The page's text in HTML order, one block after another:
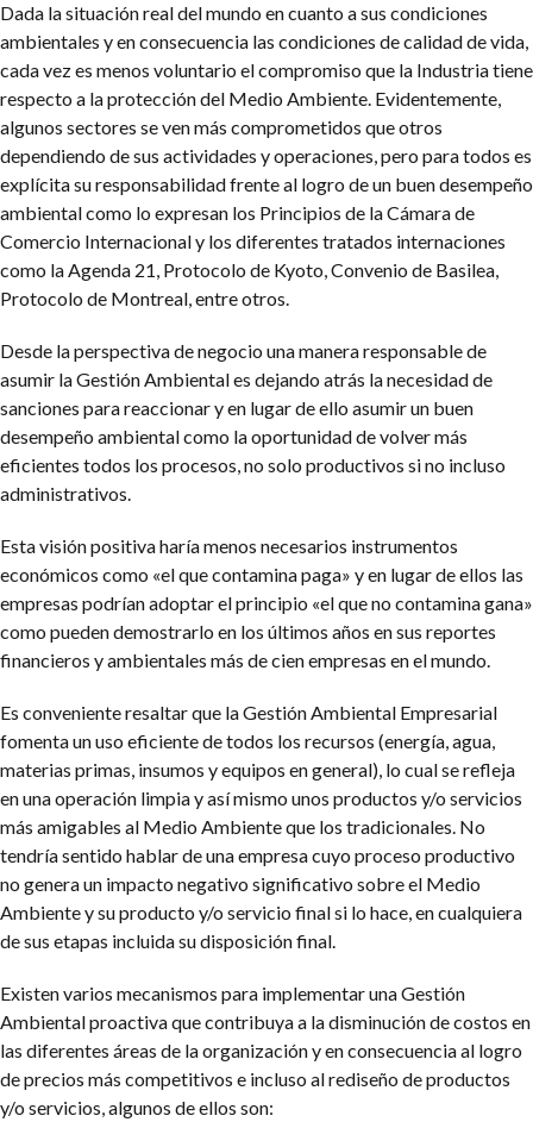
Dada la situación real del mundo en cuanto a sus condiciones
ambientales y en consecuencia las condiciones de calidad de vida,
cada vez es menos voluntario el compromiso que la Industria tiene
respecto a la protección del Medio Ambiente. Evidentemente,
algunos sectores se ven más comprometidos que otros
dependiendo de sus actividades y operaciones, pero para todos es
explícita su responsabilidad frente al logro de un buen desempeño
ambiental como lo expresan los Principios de la Cámara de
Comercio Internacional y los diferentes tratados internaciones
como la Agenda 21, Protocolo de Kyoto, Convenio de Basilea,
Protocolo de Montreal, entre otros.
Desde la perspectiva de negocio una manera responsable de
asumir la Gestión Ambiental es dejando atrás la necesidad de
sanciones para reaccionar y en lugar de ello asumir un buen
desempeño ambiental como la oportunidad de volver más
eficientes todos los procesos, no solo productivos si no incluso
administrativos.
Esta visión positiva haría menos necesarios instrumentos
económicos como «el que contamina paga» y en lugar de ellos las
empresas podrían adoptar el principio «el que no contamina gana»
como pueden demostrarlo en los últimos años en sus reportes
financieros y ambientales más de cien empresas en el mundo.
Es conveniente resaltar que la Gestión Ambiental Empresarial
fomenta un uso eficiente de todos los recursos (energía, agua,
materias primas, insumos y equipos en general), lo cual se refleja
en una operación limpia y así mismo unos productos y/o servicios
más amigables al Medio Ambiente que los tradicionales. No
tendría sentido hablar de una empresa cuyo proceso productivo
no genera un impacto negativo significativo sobre el Medio
Ambiente y su producto y/o servicio final si lo hace, en cualquiera
de sus etapas incluida su disposición final.
Existen varios mecanismos para implementar una Gestión
Ambiental proactiva que contribuya a la disminución de costos en
las diferentes áreas de la organización y en consecuencia al logro
de precios más competitivos e incluso al rediseño de productos
y/o servicios, algunos de ellos son: